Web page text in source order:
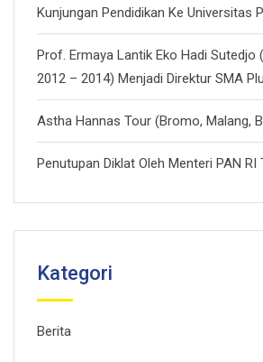
Kunjungan Pendidikan Ke Universitas
Prof. Ermaya Lantik Eko Hadi Sutedjo
2012 – 2014) Menjadi Direktur SMA
Astha Hannas Tour (Bromo, Malang,
Penutupan Diklat Oleh Menteri PAN RI
Kategori
Berita